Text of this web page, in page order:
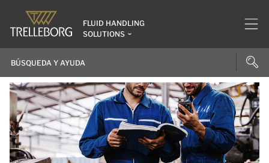
FLUID HANDLING
SOLUTIONS